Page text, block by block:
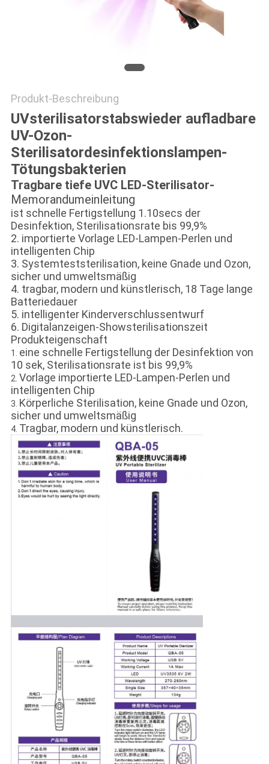
Produkt-Beschreibung
UVsterilisatorstabswieder aufladbare
UV-Ozon-
Sterilisatordesinfektionslampen-
Tötungsbakterien
Tragbare tiefe UVC LED-Sterilisator-
Memorandumeinleitung
ist schnelle Fertigstellung 1.10secs der
Desinfektion, Sterilisationsrate bis 99,9%
2. importierte Vorlage LED-Lampen-Perlen und
intelligenten Chip
3. Systemteststerilisation, keine Gnade und Ozon,
sicher und umweltsmäßig
4. tragbar, modern und künstlerisch, 18 Tage lange
Batteriedauer
5. intelligenter Kinderverschlussentwurf
6. Digitalanzeigen-Showsterilisationszeit
Produkteigenschaft
1. eine schnelle Fertigstellung der Desinfektion von
10 sek, Sterilisationsrate ist bis 99,9%
2. Vorlage importierte LED-Lampen-Perlen und
intelligenten Chip
3. Körperliche Sterilisation, keine Gnade und Ozon,
sicher und umweltsmäßig
4. Tragbar, modern und künstlerisch.